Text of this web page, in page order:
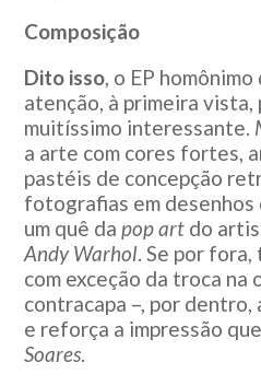
Composição
Dito isso, o EP
atenção, à primeira
muitíssimo interessante.
a arte com cores fortes,
pastéis de concepção
fotografias em desenhos
um quê dapop art do
Andy Warhol. Se por
com exceção da troca na
contracapa –, por
e reforça a impressão
Soares.